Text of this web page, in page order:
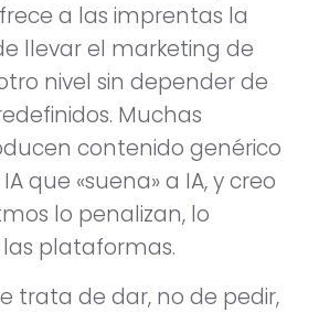
a las imprentas la
llevar el marketing de
nivel sin depender de
Muchas
contenido genérico
que «suena» a IA, y creo
lo penalizan, lo
plataformas.
trata de dar, no de pedir,